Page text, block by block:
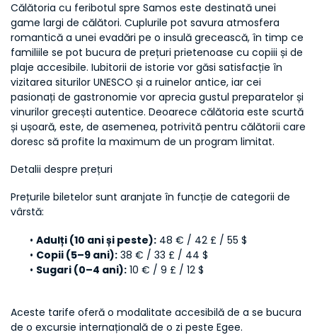
Călătoria cu feribotul spre Samos este destinată unei
game largi de călători. Cuplurile pot savura atmosfera
romantică a unei evadări pe o insulă grecească, în timp ce
familiile se pot bucura de prețuri prietenoase cu copiii și de
plaje accesibile. Iubitorii de istorie vor găsi satisfacție în
vizitarea siturilor UNESCO și a ruinelor antice, iar cei
pasionați de gastronomie vor aprecia gustul preparatelor și
vinurilor grecești autentice. Deoarece călătoria este scurtă
și ușoară, este, de asemenea, potrivită pentru călătorii care
doresc să profite la maximum de un program limitat.
Detalii despre prețuri
Prețurile biletelor sunt aranjate în funcție de categorii de
vârstă:
Adulți (10 ani și peste): 48 € / 42 £ / 55 $
Copii (5–9 ani): 38 € / 33 £ / 44 $
Sugari (0–4 ani): 10 € / 9 £ / 12 $
Aceste tarife oferă o modalitate accesibilă de a se bucura
de o excursie internațională de o zi peste Egee.